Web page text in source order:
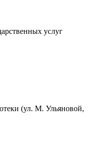
услуг
(ул. М. Ульяновой,